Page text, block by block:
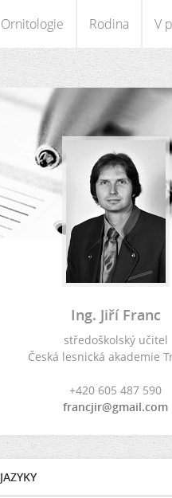
Ornitologie Rodina V
Ing. Jiří Franc
středoškolský učitel
Česká lesnická akademie
+420 605 487 590
francjir@gmail.com
JAZYKY